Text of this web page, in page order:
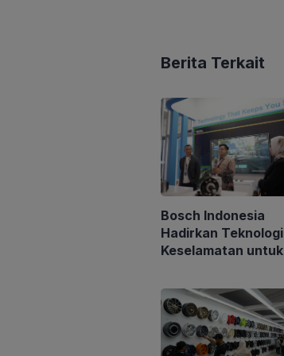
Berita Terkait
Bosch Indonesia
Hadirkan Teknologi
Keselamatan untuk
2026